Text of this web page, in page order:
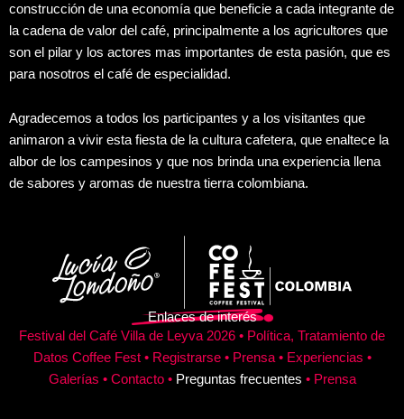
construcción de una economía que beneficie a cada integrante de
la cadena de valor del café, principalmente a los agricultores que
son el pilar y los actores mas importantes de esta pasión, que es
para nosotros el café de especialidad.
Agradecemos a todos los participantes y a los visitantes que
animaron a vivir esta fiesta de la cultura cafetera, que enaltece la
albor de los campesinos y que nos brinda una experiencia llena
de sabores y aromas de nuestra tierra colombiana.
Enlaces de interés
Festival del Café Villa de Leyva 2026 • Política, Tratamiento de
Datos Coffee Fest • Registrarse • Prensa • Experiencias •
Galerías • Contacto •Preguntas frecuentes • Prensa